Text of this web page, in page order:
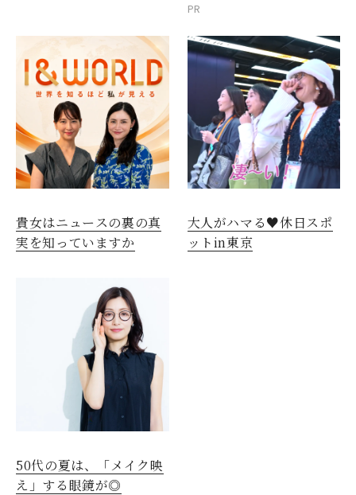
PR
貴女はニュースの裏の真
実を知っていますか
大人がハマる♥休日スポ
ットin東京
50代の夏は、「メイク映
え」する眼鏡が◎